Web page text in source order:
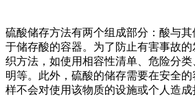
硫酸储存方法有两个组成部分：酸与
于储存酸的容器。为了防止有害事故
织方法，如使用相容性清单、危险分
明等。此外，硫酸的储存需要在安全
样不会对使用该物质的设施或个人造